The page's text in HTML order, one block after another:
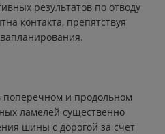
результатов по отводу
контакта, препятствуя
поперечном и продольном
ламелей существенно
шины с дорогой за счет